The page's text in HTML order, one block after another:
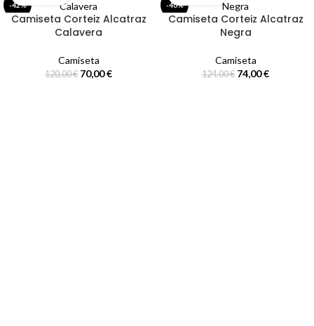
-42%
Camiseta Corteiz Alcatraz
Calavera
Camiseta
120,00€ 70,00€
-40%
Camiseta Corteiz Alcatraz
Negra
Camiseta
124,00€ 74,00€